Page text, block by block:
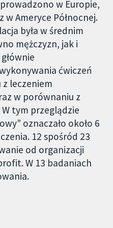
w Europie,
w Ameryce Północnej.
była w średnim
mężczyzn, jak i
ćwiczeń
leczeniem
w porównaniu z
tym przeglądzie
oznaczało około 6
12 spośród 23
od organizacji
W 13 badaniach